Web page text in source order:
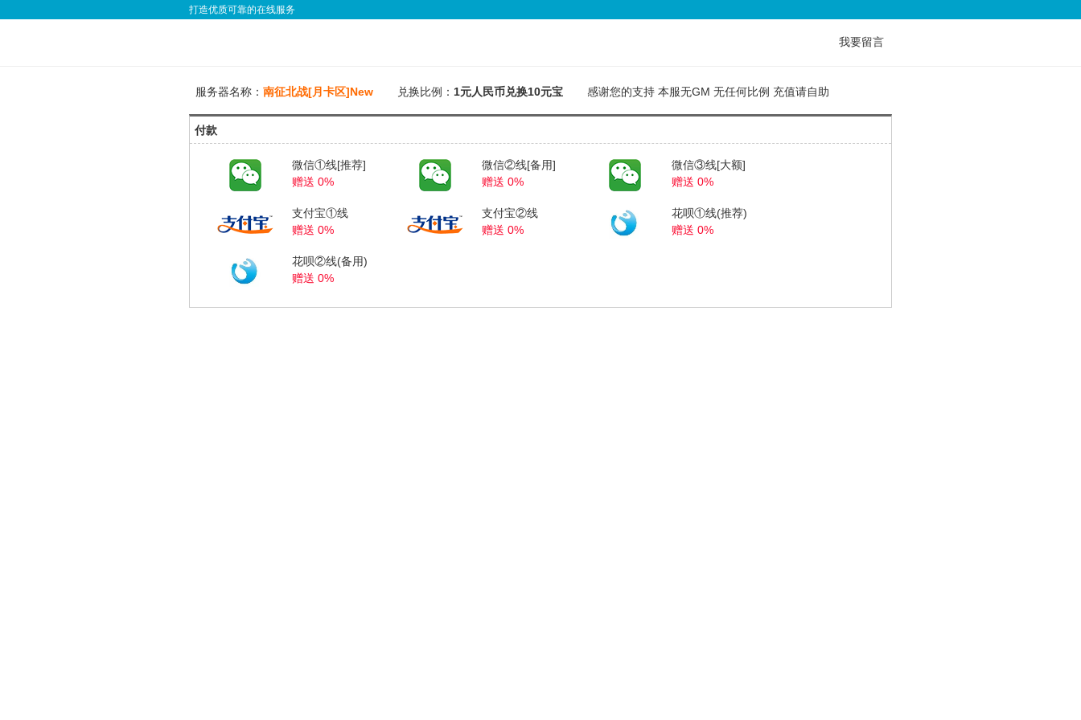
打造优质可靠的在线服务
我要留言
服务器名称：南征北战[月卡区]New 兑换比例： 1元人民币兑换10元宝 感谢您的支持 本服无GM 无任何比例 充值请自助
付款
微信①线[推荐]
赠送 0%
微信②线[备用]
赠送 0%
微信③线[大额]
赠送 0%
支付宝①线
赠送 0%
支付宝②线
赠送 0%
花呗①线(推荐)
赠送 0%
花呗②线(备用)
赠送 0%